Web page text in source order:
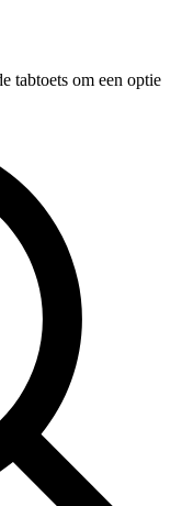
tabtoets om een optie